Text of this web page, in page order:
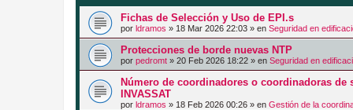
Fichas de Selección y Uso de EPI.s
por ldramos » 18 Mar 2026 22:03 » en Seguridad en
Protecciones de borde nuevas NTP
por pedromt » 20 Feb 2026 18:22 » en Seguridad en
Número de coordinadores o coordinadoras
INVASSAT
por ldramos » 18 Feb 2026 00:26 » en Gestión de la